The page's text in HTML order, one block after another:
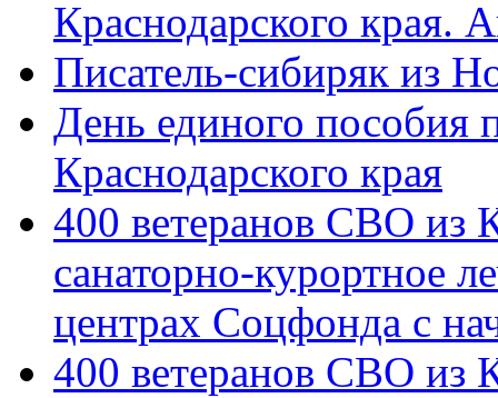
Краснодарского края.
Писатель-сибиряк из
День единого пособия
Краснодарского края
400 ветеранов СВО из
санаторно-курортное
центрах Соцфонда с
400 ветеранов СВО из